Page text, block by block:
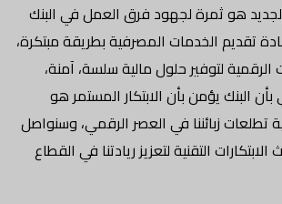
هو ثمرة لجهود فرق العمل في البنك
تقديم الخدمات المصرفية بطريقة مبتكرة،
الرقمية لتوفير حلول مالية سلسة، آمنة،
البنك يؤمن بأن الابتكار المستمر هو
تطلعات زبائننا في العصر الرقمي، وسنواصل
التقنية لتعزيز ريادتنا في القطاع